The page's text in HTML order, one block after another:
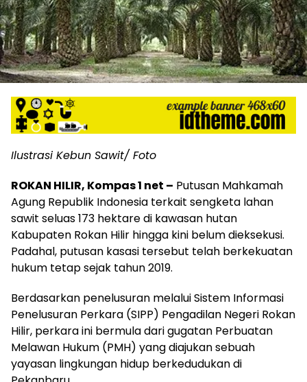
Ilustrasi Kebun Sawit/ Foto
ROKAN HILIR, Kompas 1 net – Putusan Mahkamah
Agung Republik Indonesia terkait sengketa lahan
sawit seluas 173 hektare di kawasan hutan
Kabupaten Rokan Hilir hingga kini belum dieksekusi.
Padahal, putusan kasasi tersebut telah berkekuatan
hukum tetap sejak tahun 2019.
Berdasarkan penelusuran melalui Sistem Informasi
Penelusuran Perkara (SIPP) Pengadilan Negeri Rokan
Hilir, perkara ini bermula dari gugatan Perbuatan
Melawan Hukum (PMH) yang diajukan sebuah
yayasan lingkungan hidup berkedudukan di